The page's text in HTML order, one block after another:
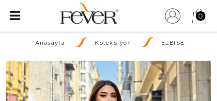
0
Anasayfa Koleksiyon ELBISE